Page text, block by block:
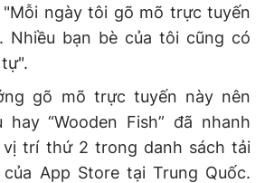
"Mỗi ngày tôi gõ mõ trực tuyến
Nhiều bạn bè của tôi cũng có
gõ mõ trực tuyến này nên
“Wooden Fish” đã nhanh
vị trí thứ 2 trong danh sách tải
App Store tại Trung Quốc.